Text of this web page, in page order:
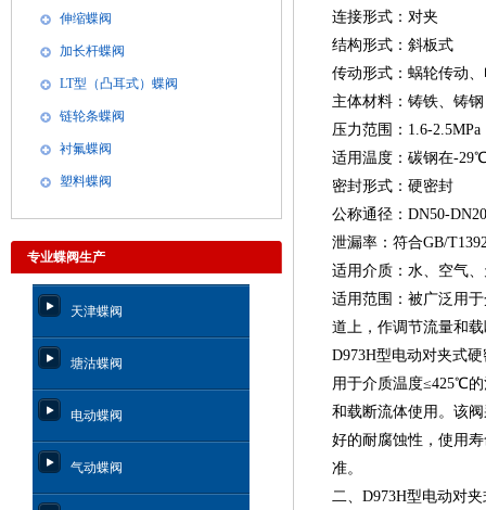
伸缩蝶阀
加长杆蝶阀
LT型（凸耳式）蝶阀
链轮条蝶阀
衬氟蝶阀
塑料蝶阀
专业蝶阀生产
天津蝶阀
塘沽蝶阀
电动蝶阀
气动蝶阀
连接形式：对夹
结构形式：斜板式
传动形式：蜗轮传动
主体材料：铸铁、铸钢
压力范围：1.6-2.5MPa
适用温度：碳钢在-
密封形式：硬密封
公称通径：DN50-
泄漏率：符合GB/
适用介质：水、空气
适用范围：被广泛用
道上，作调节流量和
D973H型电动对夹式
用于介质温度≤425℃
和载断流体使用。该
好的耐腐蚀性，使用
准。
二、D973H型电动对